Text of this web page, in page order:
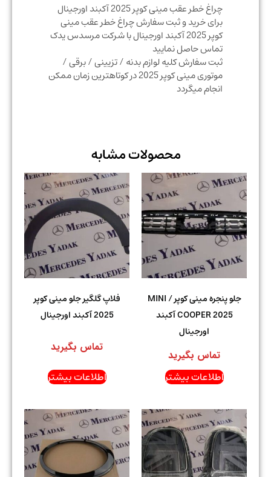
چراغ خطر عقب مینی کوپر 2025 آکبند اورجینال
برای خرید و ثبت سفارش چراغ خطر عقب مینی
کوپر 2025 آکبند اورجینال با شرکت مرسدس یدک
تماس حاصل نمایید
ثبت سفارش کلیه لوازم بدنه / تزیینی / برقی /
موتوری مینی کوپر 2025 در کوتاهترین زمان ممکن
انجام میگردد
محصولات مشابه
جلو پنجره مینی کوپر / MINI
COOPER 2025 آکبند
اورجینال
تماس بگیرید
اطلاعات بیشتر
فلاپ گلگیر جلو مینی کوپر
تماس بگیرید
اطلاعات بیشتر